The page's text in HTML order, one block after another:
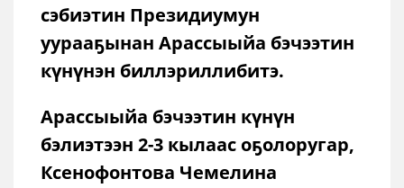
сэбиэтин Президиумун
уурааҕынан Арассыыйа бэчээтин
күнүнэн биллэриллибитэ.
Арассыыйа бэчээтин күнүн
бэлиэтээн 2-3 кылаас оҕолоругар,
Ксенофонтова Чемелина